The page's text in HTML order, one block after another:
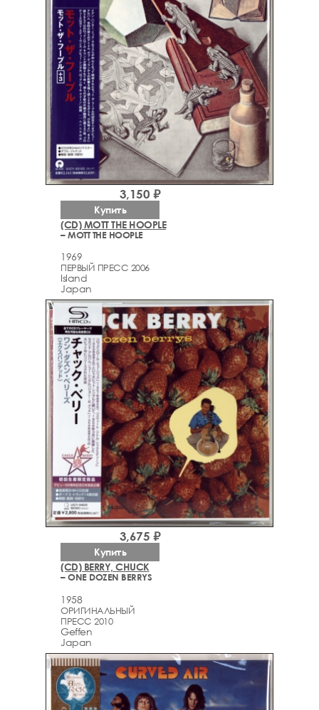
(CD) MOTT THE HOOPLE
– MOTT THE HOOPLE
1969
ПЕРВЫЙ ПРЕСС 2006
Island
Japan
3,150 ₽
Купить
(CD) BERRY, CHUCK
– ONE DOZEN BERRYS
1958
ОРИГИНАЛЬНЫЙ
ПРЕСС 2010
Geffen
Japan
3,675 ₽
Купить